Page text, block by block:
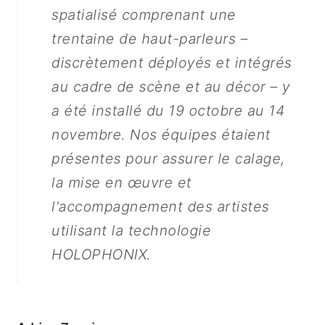
spatialisé comprenant une
trentaine de haut-parleurs –
discrètement déployés et intégrés
au cadre de scène et au décor – y
a été installé du 19 octobre au 14
novembre. Nos équipes étaient
présentes pour assurer le calage,
la mise en œuvre et
l'accompagnement des artistes
utilisant la technologie
HOLOPHONIX.